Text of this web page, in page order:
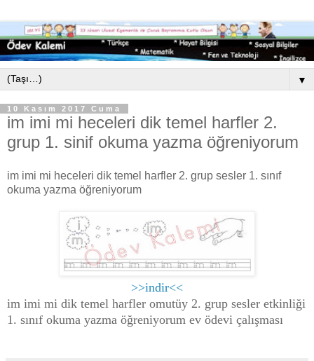
▼
10 Kasım 2017 Cuma
im imi mi heceleri dik temel harfler 2.
grup 1. sinif okuma yazma öğreniyorum
im imi mi heceleri dik temel harfler 2. grup sesler 1. sınıf
okuma yazma öğreniyorum
>>indir<<
im imi mi dik temel harfler omutüy 2. grup sesler etkinliği
1. sınıf okuma yazma öğreniyorum ev ödevi çalışması